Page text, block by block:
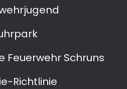
Feuerwehr Schruns
Richtlinie